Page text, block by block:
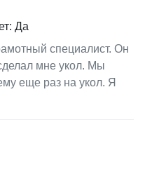
Да
специалист. Он
мне укол. Мы
еще раз на укол. Я